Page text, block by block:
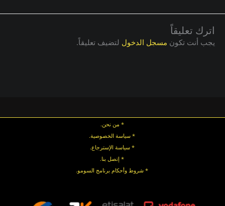
اترك تعليقاً
يجب أنت تكون مسجل الدخول لتضيف تعليقاً.
* من نحن.
* سياسة الخصوصية.
*سياسة الإسترجاع.
* إتصل بنا.
* شروط وأحكام برنامج السومو.